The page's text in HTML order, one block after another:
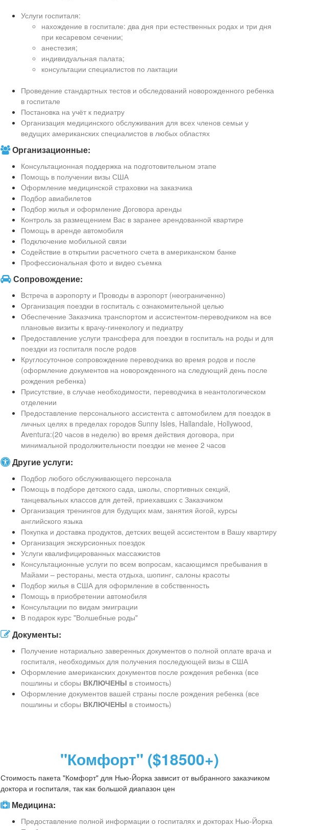
Услуги госпиталя:
нахождение в госпитале: два дня при естественных родах и три дня
при кесаревом сечении;
анестезия;
индивидуальная палата;
консультации специалистов по лактации
Проведение стандартных тестов и обследований новорожденного ребенка
в госпитале
Постановка на учёт к педиатру
Организация медицинского обслуживания для всех членов семьи у
ведущих американских специалистов в любых областях
Организационные:
Консультационная поддержка на подготовительном этапе
Помощь в получении визы США
Oформление медицинской страховки на заказчика
Подбор авиабилетов
Подбор жилья и оформление Договора аренды
Контроль за размещением Вас в заранее арендованной квартире
Помощь в аренде автомобиля
Подключение мобильной связи
Содействие в открытии расчетного счета в американском банке
Профессиональная фото и видео съемка
Сопровождение:
Встреча в аэропорту и Проводы в аэропорт (неограниченно)
Организация поездки в госпиталь с ознакомительной целью
Обеспечение Заказчика транспортом и ассистентом-переводчиком на все
плановые визиты к врачу-гинекологу и педиатру
Предоставление услуги трансфера для поездки в госпиталь на роды и для
поездки из госпиталя после родов
Круглосуточное сопровождение переводчика во время родов и после
(оформление документов на новорожденного на следующий день после
рождения ребенка)
Присутствие, в случае необходимости, переводчика в неантологическом
отделении
Предоставление персонального ассистента с автомобилем для поездок в
личных целях в пределах городов Sunny Isles, Hallandale, Hollywood,
Aventura:(20 часов в неделю) во время действия договора, при
минимальной продолжительности поездки не менее 2 часов
Другие услуги:
Подбор любого обслуживающего персонала
Помощь в подборе детского сада, школы, спортивных секций,
танцевальных классов для детей, приехавших с Заказчиком
Организация тренингов для будущих мам, занятия йогой, курсы
английского языка
Покупка и доставка продуктов, детских вещей ассистентом в Вашу квартиру
Организация экскурсионных поездок
Услуги квалифицированных массажистов
Консультационные услуги по всем вопросам, касающимся пребывания в
Майами – рестораны, места отдыха, шопинг, салоны красоты
Подбор жилья в США для оформление в собственность
Помощь в приобретении автомобиля
Консультации по видам эмиграции
В подарок курс "Волшебные роды"
Документы:
Получение нотариально заверенных документов о полной оплате врача и
госпиталя, необходимых для получения последующей визы в США
Оформление американских документов после рождения ребенка (все
пошлины и сборы ВКЛЮЧЕНЫ в стоимость)
Оформление документов вашей страны после рождения ребенка (все
пошлины и сборы ВКЛЮЧЕНЫ в стоимость)
"Комфорт" ($18500+)
Стоимость пакета "Комфорт" для Нью-Йорка зависит от выбранного заказчиком
доктора и госпиталя, так как большой диапазон цен
Медицина:
Предоставление полной информации о госпиталях и докторах Нью-Йорка